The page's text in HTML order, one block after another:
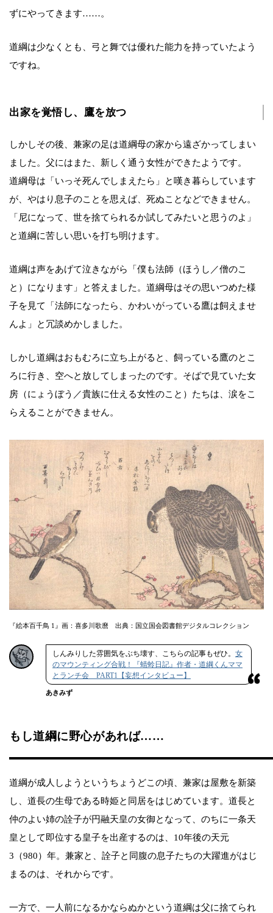
ずにやってきます……。
道綱は少なくとも、弓と舞では優れた能力を持っていたよう
ですね。
出家を覚悟し、鷹を放つ
しかしその後、兼家の足は道綱母の家から遠ざかってしまい
ました。父にはまた、新しく通う女性ができたようです。
道綱母は「いっそ死んでしまえたら」と嘆き暮らしています
が、やはり息子のことを思えば、死ぬことなどできません。
「尼になって、世を捨てられるか試してみたいと思うのよ」
と道綱に苦しい思いを打ち明けます。
道綱は声をあげて泣きながら「僕も法師（ほうし／僧のこ
と）になります」と答えました。道綱母はその思いつめた様
子を見て「法師になったら、かわいがっている鷹は飼えませ
んよ」と冗談めかしました。
しかし道綱はおもむろに立ち上がると、飼っている鷹のとこ
ろに行き、空へと放してしまったのです。そばで見ていた女
房（にょうぼう／貴族に仕える女性のこと）たちは、涙をこ
らえることができません。
『絵本百千鳥 1』画：喜多川歌麿 出典：国立国会図書館デジタルコレクション
しんみりした雰囲気をぶち壊す、こちらの記事もぜひ。 女
のマウンティング合戦！『蜻蛉日記』作者・道綱くんママ
とランチ会 PART1【妄想インタビュー】
あきみず
もし道綱に野心があれば……
道綱が成人しようというちょうどこの頃、兼家は屋敷を新築
し、道長の生母である時姫と同居をはじめています。道長と
仲のよい姉の詮子が円融天皇の女御となって、のちに一条天
皇として即位する皇子を出産するのは、10年後の天元
3（980）年。兼家と、詮子と同腹の息子たちの大躍進がはじ
まるのは、それからです。
一方で、一人前になるかならぬかという道綱は父に捨てられ